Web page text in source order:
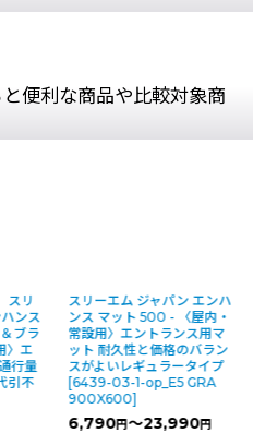
便利な商品や比較対象商
】スリ
ンハンス
＆ブラ
用〉エ
通行量
代引不
スリーエム ジャパン エンハ
ンス マット 500 - 〈屋内・
常設用〉エントランス用マ
ット 耐久性と価格のバラン
スがよいレギュラータイプ
[6439-03-1-op_E5 GRA
900X600
6,790円～23,990